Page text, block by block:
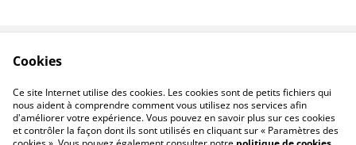
Conditions
Livraison
Cookies
Ce site Internet utilise des cookies. Les cookies sont de petits fichiers qui
nous aident à comprendre comment vous utilisez nos services afin
d'améliorer votre expérience. Vous pouvez en savoir plus sur ces cookies
et contrôler la façon dont ils sont utilisés en cliquant sur « Paramètres des